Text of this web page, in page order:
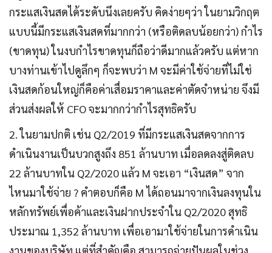
กระแสเงินสดได้ระดับนึงเลยครับ คิดง่ายๆว่า ในยามวิกฤต
แบบนี้มีกระแสเงินสดที่มากกว่า (หรือติดลบน้อยกว่า) กำไร
(ขาดทุน) ในงบกำไรขาดทุนก็ถือว่าดีมากแล้วครับ แต่หาก
บางท่านเข้าไปดูลึกๆ ก็จะพบว่า M จะมีค่าใช้จ่ายที่ไม่ใช่
เงินสดก้อนใหญ่ก็คือค่าเสื่อมราคาและค่าตัดจำหน่าย จึงมี
ส่วนส่งผลให้ CFO จะมากกว่ากำไรสุทธิครับ
2. ในยามปกติ เช่น Q2/2019 ที่มีกระแสเงินสดจากการ
ดำเนินงานเป็นบวกสูงถึง 851 ล้านบาท เมื่อลดลงสู่ติดลบ
22 ล้านบาทใน Q2/2020 แล้ว M จะเอา “เงินสด” จาก
ไหนมาใช้จ่าย ? คำตอบก็คือ M ได้ถอนมาจากเงินลงทุนใน
หลักทรัพย์เพื่อค้าและเงินฝากประจำใน Q2/2020 สุทธิ
ประมาณ 1,352 ล้านบาท เพื่อเอามาใช้จ่ายในการดำเนิน
งานของบริษัท แต่ที่สำคัญคือ สามารถจ่ายปันผลในช่วง